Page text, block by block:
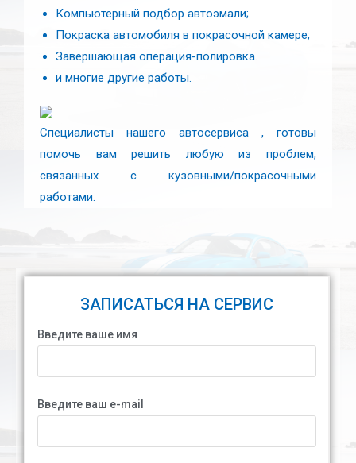
Компьютерный подбор автоэмали;
Покраска автомобиля в покрасочной камере;
Завершающая операция-полировка.
и многие другие работы.
Специалисты нашего автосервиса , готовы
помочь вам решить любую из проблем,
связанных с кузовными/покрасочными
работами.
ЗАПИСАТЬСЯ НА СЕРВИС
Введите ваше имя
Введите ваш e-mail